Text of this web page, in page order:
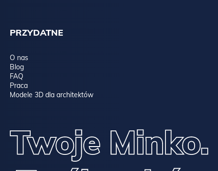
PRZYDATNE
O nas
Blog
FAQ
Praca
Modele 3D dla architektów